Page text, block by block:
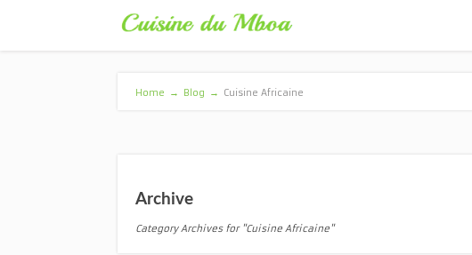
Home → Blog → Cuisine Africaine
Archive
Category Archives for "Cuisine Africaine"